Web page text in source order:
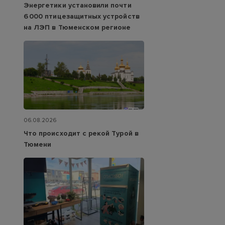
Энергетики установили почти
6 000 птицезащитных устройств
на ЛЭП в Тюменском регионе
06.08.2026
Что происходит с рекой Турой в
Тюмени